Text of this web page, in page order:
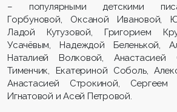
– популярными детскими
Горбуновой, Оксаной Ивановой,
Ладой Кутузовой, Григорием
Усачёвым, Надеждой Беленькой,
Наталией Волковой, Анастасией
Тименчик, Екатериной Соболь,
Анастасией Строкиной,
Игнатовой и Асей Петровой.